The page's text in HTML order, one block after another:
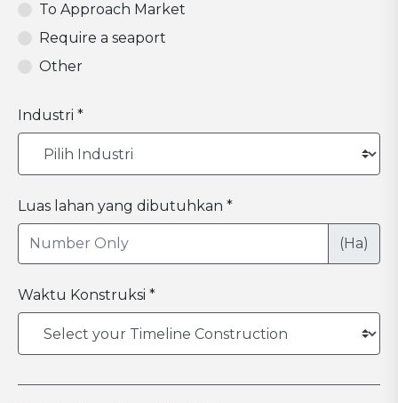
To Approach Market
Require a seaport
Other
Industri *
Luas lahan yang dibutuhkan *
(Ha)
Waktu Konstruksi *